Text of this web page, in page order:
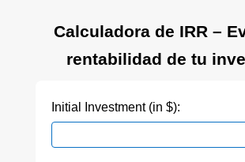
Calculadora de IRR –
rentabilidad de tu
Initial Investment (in $):